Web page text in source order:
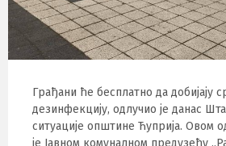
Грађани ће бесплатно да добијају
дезинфекцију, одлучио је данас
ситуације општине Ћуприја. Овом
је Јавном комуналном предузећу